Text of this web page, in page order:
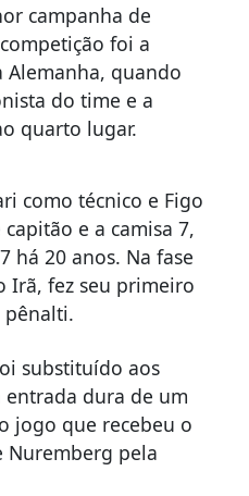
campanha de
foi a
Alemanha, quando
do time e a
quarto lugar.
como técnico e Figo
e a camisa 7,
há 20 anos. Na fase
Irã, fez seu primeiro
pênalti.
substituído aos
dura de um
jogo que recebeu o
Nuremberg pela